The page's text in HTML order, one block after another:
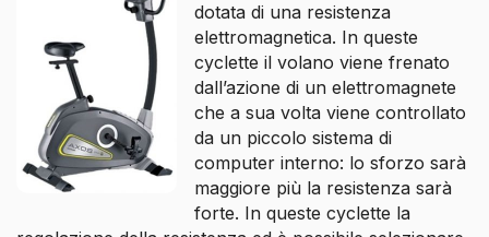
dotata di una resistenza
elettromagnetica. In queste
cyclette il volano viene frenato
dall’azione di un elettromagnete
che a sua volta viene controllato
da un piccolo sistema di
computer interno: lo sforzo sarà
maggiore più la resistenza sarà
forte. In queste cyclette la